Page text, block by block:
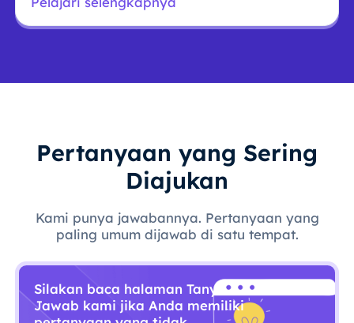
Pertanyaan yang Sering
Diajukan
Kami punya jawabannya. Pertanyaan yang
paling umum dijawab di satu tempat.
Silakan baca halaman Tanya
Jawab kami jika Anda memiliki